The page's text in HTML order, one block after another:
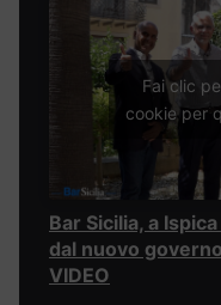
Fai clic
cookie per
Bar Sicilia, a
dal nuovo
VIDEO